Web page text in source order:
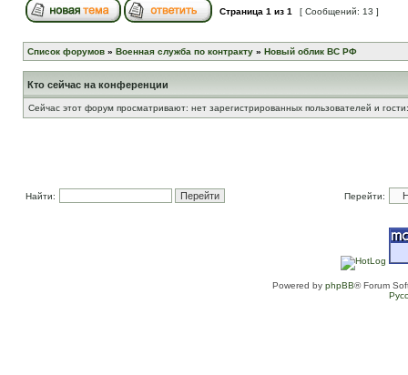
Страница 1 из 1 [ Сообщений: 13 ]
Список форумов » Военная служба по контракту » Новый облик ВС РФ
Кто сейчас на конференции
Сейчас этот форум просматривают: нет зарегистрированных пользователей и
Найти: Перейти:
Powered by phpBB® Forum